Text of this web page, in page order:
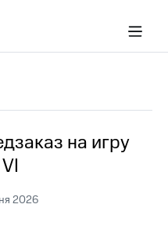
на игру
2026